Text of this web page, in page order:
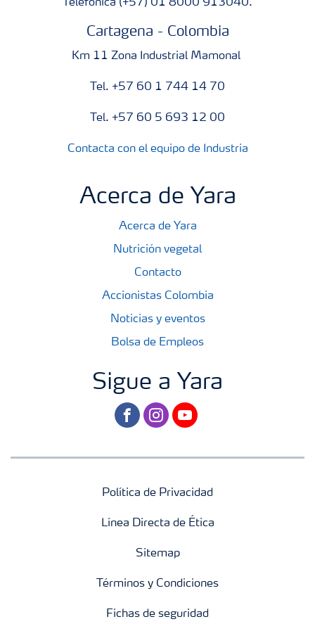
Telefónica (+57) 01 8000 913040.
Cartagena - Colombia
Km 11 Zona Industrial Mamonal
Tel. +57 60 1 744 14 70
Tel. +57 60 5 693 12 00
Contacta con el equipo de Industria
Acerca de Yara
Acerca de Yara
Nutrición vegetal
Contacto
Accionistas Colombia
Noticias y eventos
Bolsa de Empleos
Sigue a Yara
facebookinstagram
youtube
Política de Privacidad
Línea Directa de Ética
Sitemap
Términos y Condiciones
Fichas de seguridad